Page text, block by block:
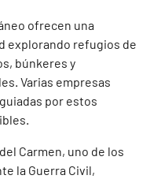
ofrecen una
explorando refugios de
búnkeres y
Varias empresas
por estos
Carmen, uno de los
la Guerra Civil,